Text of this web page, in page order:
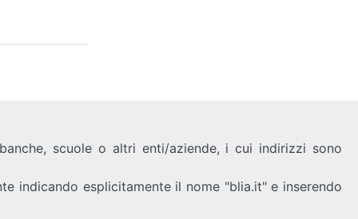
scuole o altri enti/aziende, i cui indirizzi sono
indicando esplicitamente il nome "blia.it" e inserendo